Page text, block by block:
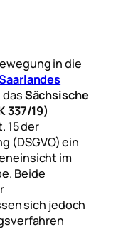
in die
dasSächsische
337/19)
15 der
(DSGVO) ein
im
Beide
sich jedoch